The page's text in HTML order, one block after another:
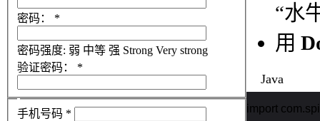
“水
用
Java
import
密码： *
密码强度: 弱 中等 强 Strong Very strong
验证密码：
*
手机号码 *